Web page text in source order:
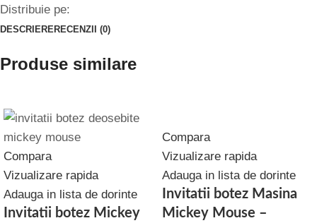
Distribuie pe:
DESCRIERERECENZII (0)
Produse similare
Compara
Vizualizare rapida
Adauga in lista de dorinte
Invitatii botez Mickey
Compara
Vizualizare rapida
Adauga in lista de dorinte
Invitatii botez Masina
Mickey Mouse –